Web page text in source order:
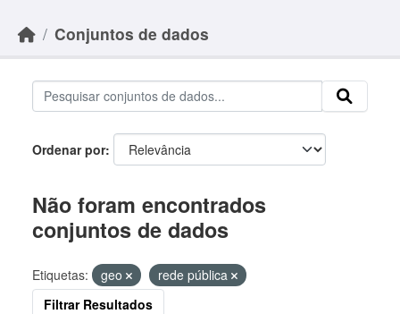
Conjuntos de dados
Ordenar por
Não foram encontrados
conjuntos de dados
Etiquetas: geo
rede pública
Filtrar Resultados